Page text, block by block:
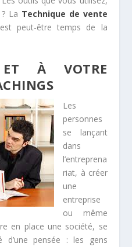
La Technique de vente
peut-être temps de la
ET À VOTRE
Les
personnes
se lançant
dans
l’entreprena
riat, à créer
une
entreprise
ou même
en place une société, se
d’une pensée : les gens